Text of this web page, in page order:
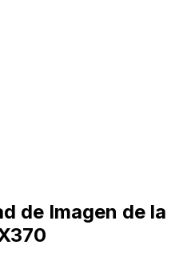
de Imagen de la